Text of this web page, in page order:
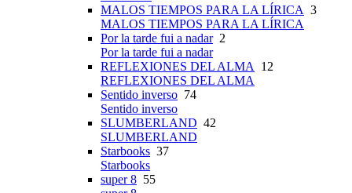
MALOS TIEMPOS PARA LA LÍRICA 3
MALOS TIEMPOS PARA LA LÍRICA
Por la tarde fui a nadar2
Por la tarde fui a nadar
REFLEXIONES DEL ALMA 12
REFLEXIONES DEL ALMA
Sentido inverso 74
Sentido inverso
SLUMBERLAND 42
SLUMBERLAND
Starbooks 37
Starbooks
super 8 55